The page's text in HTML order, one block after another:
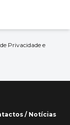
Privacidade e
/ Notícias